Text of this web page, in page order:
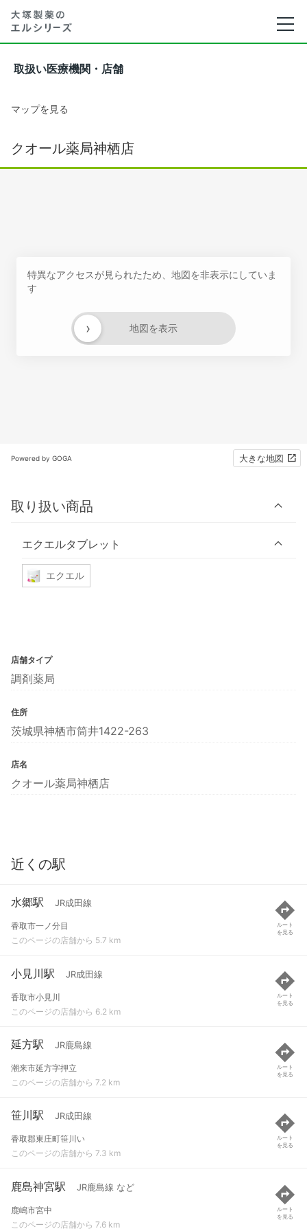
取扱い医療機関・店舗
マップを見る
クオール薬局神栖店
特異なアクセスが見られたため、地図を非表示にしていま
す
地図を表示
›
Powered by GOGA 大きな地図
取り扱い商品
エクエルタブレット
エクエル
店舗タイプ
調剤薬局
住所
茨城県神栖市筒井1422-263
店名
クオール薬局神栖店
近くの駅
水郷駅 JR成田線
香取市一ノ分目
このページの店舗から 5.7 km
ルート
を見る
小見川駅 JR成田線
香取市小見川
このページの店舗から 6.2 km
ルート
を見る
延方駅 JR鹿島線
潮来市延方字押立
このページの店舗から 7.2 km
ルート
を見る
笹川駅 JR成田線
香取郡東庄町笹川い
このページの店舗から 7.3 km
ルート
を見る
鹿島神宮駅 JR鹿島線 など
鹿嶋市宮中
このページの店舗から 7.6 km
ルート
を見る